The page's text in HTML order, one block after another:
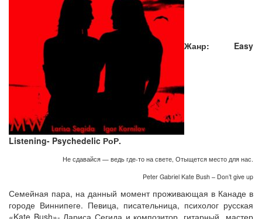
Жанр: Easy
Listening- Psychedelic РоР.
Не сдавайся — ведь где-то на свете, Отыщется место для нас.
Peter Gabriel Kate Bush – Don’t give up
Семейная пара, на данный момент проживающая в Канаде в
городе Виннипеге. Певица, писательница, психолог русская
«Kate Bush»- Лариса Сегида и композитор, гитарный мастер